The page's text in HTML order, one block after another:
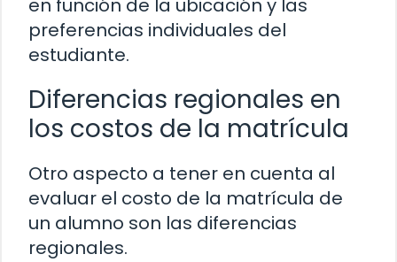
en función de la ubicación y las
preferencias individuales del
estudiante.
Diferencias regionales en
los costos de la matrícula
Otro aspecto a tener en cuenta al
evaluar el costo de la matrícula de
un alumno son las diferencias
regionales.